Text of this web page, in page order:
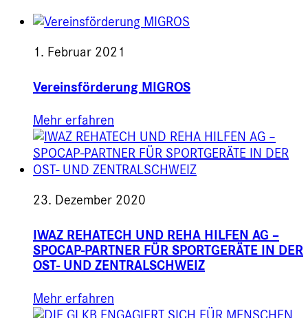
1. Februar 2021
Vereinsförderung MIGROS
Mehr erfahren
23. Dezember 2020
IWAZ REHATECH UND REHA HILFEN AG –
SPOCAP-PARTNER FÜR SPORTGERÄTE IN DER
OST- UND ZENTRALSCHWEIZ
Mehr erfahren